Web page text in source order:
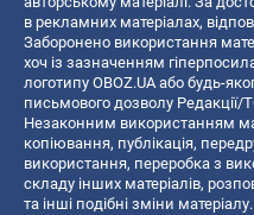
в рекламних матеріалах,
Заборонено використання
хоч із зазначенням
логотипу OBOZ.UA або будь-
письмового дозволу
Незаконним використанням
копiювання, публiкацiя,
використання, переробка з
складу інших матеріалів,
та інші подібні зміни матеріалу.